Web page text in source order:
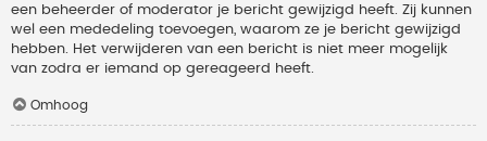
een beheerder of moderator je bericht gewijzigd heeft. Zij kunnen
wel een mededeling toevoegen, waarom ze je bericht gewijzigd
hebben. Het verwijderen van een bericht is niet meer mogelijk
van zodra er iemand op gereageerd heeft.
Omhoog